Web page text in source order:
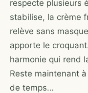
respecte plusieurs
stabilise, la crème
relève sans
apporte le
harmonie qui rend
Reste maintenant
de temps…